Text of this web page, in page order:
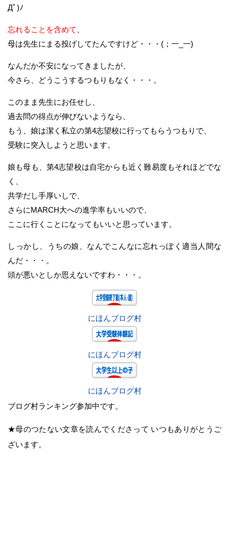
Дﾟ)ﾉ
忘れることを含めて
母は先生にまる投げしてたんですけど・・・(；一_一)
なんだか不安になってきましたが、
今さら、どうこうするつもりもなく・・・。
このまま先生にお任せし、
過去問の得点が伸びないようなら、
もう、娘は潔く私立の第4志望校に行ってもらうつもりで、
受験に突入しようと思います。
娘も母も、第4志望校は自宅からも近く難易度もそれほどでな
く、
共学だし手厚いしで、
さらにMARCH大への進学率もいいので、
ここに行くことになってもいいと思っています。
しっかし、うちの娘、なんでこんなに忘れっぽく適当人間な
んだ・・・。
頭が悪いとしか思えないですわ・・・。
にほんブログ村
にほんブログ村
にほんブログ村
ブログ村ランキング参加中です。
★母のつたない文章を読んでくださって いつもありがとうご
ざいます。